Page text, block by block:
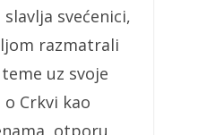
svećenici,
razmatrali
uz svoje
Crkvi kao